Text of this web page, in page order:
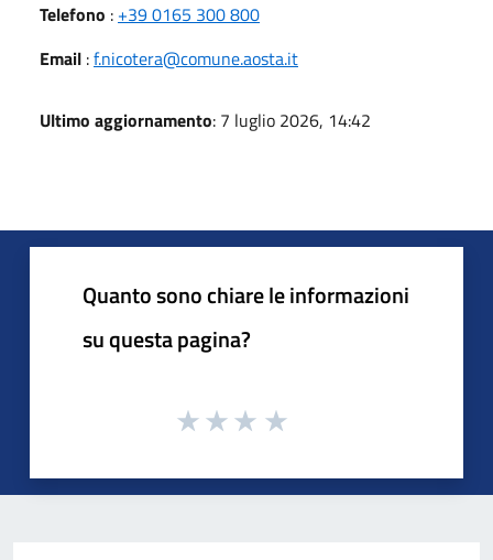
Telefono : +39 0165 300 800
Email :f.nicotera@comune.aosta.it
Ultimo aggiornamento: 7 luglio 2026, 14:42
Quanto sono chiare le informazioni
su questa pagina?